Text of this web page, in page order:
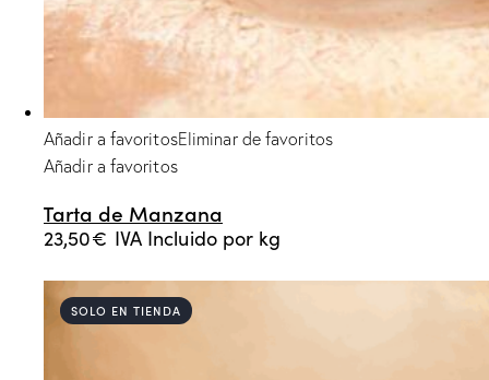
Añadir a favoritosEliminar de favoritos
Añadir a favoritos
Tarta de Manzana
23,50€ IVA Incluidopor kg
SOLO EN TIENDA